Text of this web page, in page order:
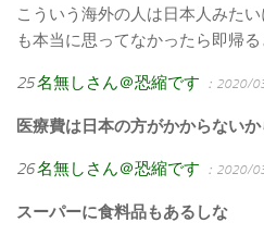
こういう海外の人は日本人みた
も本当に思ってなかったら即帰
25名無しさん＠恐縮です ：2020/
医療費は日本の方がかからない
26名無しさん＠恐縮です ：2020/
スーパーに食料品もあるしな